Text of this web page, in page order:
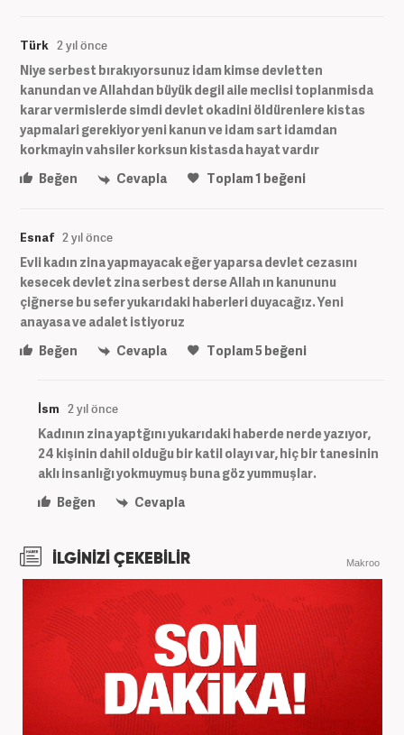
Türk 2 yıl önce
Niye serbest bırakıyorsunuz idam kimse devletten
kanundan ve Allahdan büyük degil aile meclisi toplanmisda
karar vermislerde simdi devlet okadini öldürenlere kistas
yapmalari gerekiyor yeni kanun ve idam sart idamdan
korkmayin vahsiler korksun kistasda hayat vardır
Beğen
Cevapla Toplam1 beğeni
Esnaf 2 yıl önce
Evli kadın zina yapmayacak eğer yaparsa devlet cezasını
kesecek devlet zina serbest derse Allah ın kanununu
çiğnerse bu sefer yukarıdaki haberleri duyacağız. Yeni
anayasa ve adalet istiyoruz
Beğen
Cevapla Toplam5beğeni
İsm 2 yıl önce
Kadının zina yaptğını yukarıdaki haberde nerde yazıyor,
24 kişinin dahil olduğu bir katil olayı var, hiç bir tanesinin
aklı insanlığı yokmuymuş buna göz yummuşlar.
Beğen
Cevapla
İLGİNİZİ ÇEKEBİLİR Makroo